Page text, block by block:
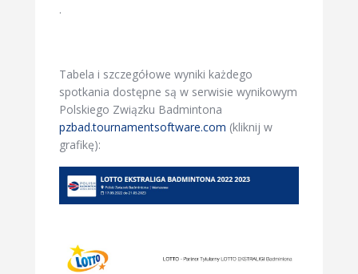
.
Tabela i szczegółowe wyniki każdego
spotkania dostępne są w serwisie wynikowym
Polskiego Związku Badmintona
pzbad.tournamentsoftware.com (kliknij w
grafikę):